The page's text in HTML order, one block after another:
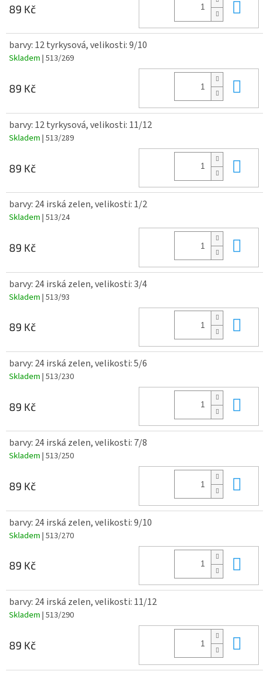
89 Kč
barvy: 12 tyrkysová, velikosti: 9/10
Skladem | 513/269
89 Kč
barvy: 12 tyrkysová, velikosti: 11/12
Skladem | 513/289
89 Kč
barvy: 24 irská zelen, velikosti: 1/2
Skladem | 513/24
89 Kč
barvy: 24 irská zelen, velikosti: 3/4
Skladem | 513/93
89 Kč
barvy: 24 irská zelen, velikosti: 5/6
Skladem | 513/230
89 Kč
barvy: 24 irská zelen, velikosti: 7/8
Skladem | 513/250
89 Kč
barvy: 24 irská zelen, velikosti: 9/10
Skladem | 513/270
89 Kč
barvy: 24 irská zelen, velikosti: 11/12
Skladem | 513/290
89 Kč